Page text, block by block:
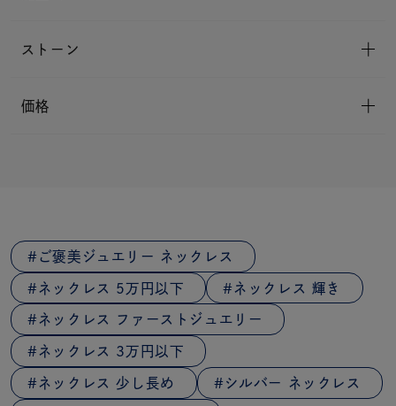
ストーン
価格
ご褒美ジュエリー ネックレス
ネックレス 5万円以下 ネックレス 輝き
ネックレス ファーストジュエリー
ネックレス 3万円以下
ネックレス 少し長め シルバー ネックレス